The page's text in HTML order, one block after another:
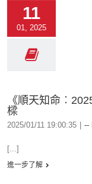
11
01, 2025
《順天知命
樑
2025/01/11 19:00:35 --
[...]
進一步了解